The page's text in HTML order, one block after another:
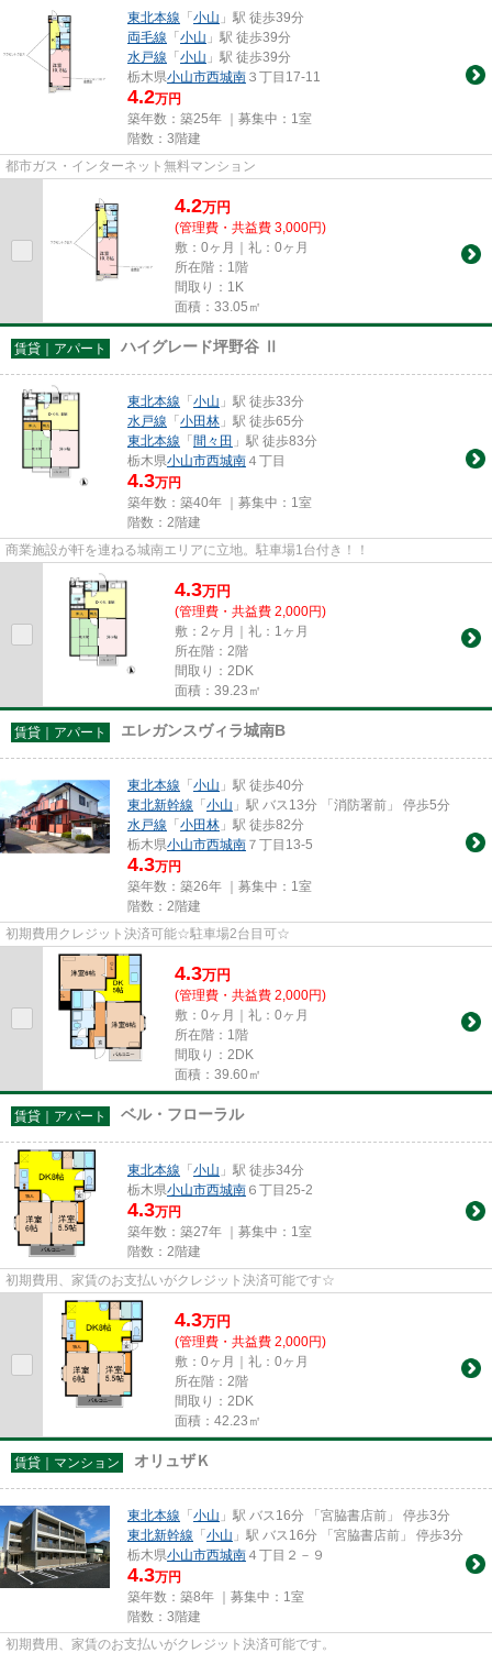
東北本線 「小山 」駅 徒歩39分
両毛線 「小山 」駅 徒歩39分
水戸線 「小山 」駅 徒歩39分
栃木県小山市西城南 ３丁目17-11
4.2万円
築年数：築25年 ｜募集中： 1室
階数：3階建
都市ガス・インターネット無料マンション
4.2万円
(管理費・共益費 3,000円)
敷：0ヶ月｜礼：0ヶ月
所在階：1階
間取り：1K
面積：33.05㎡
賃貸｜アパート ハイグレード坪野谷 Ⅱ
東北本線 「小山 」駅 徒歩33分
水戸線 「小田林 」駅 徒歩65分
東北本線 「間々田 」駅 徒歩83分
栃木県小山市西城南 ４丁目
4.3万円
築年数：築40年 ｜募集中： 1室
階数：2階建
商業施設が軒を連ねる城南エリアに立地。駐車場1台付き！！
4.3万円
(管理費・共益費 2,000円)
敷：2ヶ月｜礼：1ヶ月
所在階：2階
間取り：2DK
面積：39.23㎡
賃貸｜アパート エレガンスヴィラ城南B
東北本線 「小山 」駅 徒歩40分
東北新幹線 「小山 」駅 バス13分 「消防署前」 停歩5分
水戸線 「小田林 」駅 徒歩82分
栃木県小山市西城南 ７丁目13-5
4.3万円
築年数：築26年 ｜募集中： 1室
階数：2階建
初期費用クレジット決済可能☆駐車場2台目可☆
4.3万円
(管理費・共益費 2,000円)
敷：0ヶ月｜礼：0ヶ月
所在階：1階
間取り：2DK
面積：39.60㎡
賃貸｜アパート ベル・フローラル
東北本線 「小山 」駅 徒歩34分
栃木県小山市西城南 ６丁目25-2
4.3万円
築年数：築27年 ｜募集中： 1室
階数：2階建
初期費用、家賃のお支払いがクレジット決済可能です☆
4.3万円
(管理費・共益費 2,000円)
敷：0ヶ月｜礼：0ヶ月
所在階：2階
間取り：2DK
面積：42.23㎡
賃貸｜マンション オリュザＫ
東北本線 「小山 」駅 バス16分 「宮脇書店前」 停歩3分
東北新幹線 「小山 」駅 バス16分 「宮脇書店前」 停歩3分
栃木県小山市西城南 ４丁目２－９
4.3万円
築年数：築8年 ｜募集中： 1室
階数：3階建
初期費用、家賃のお支払いがクレジット決済可能です。